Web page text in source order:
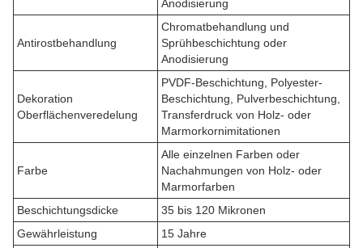
Anodisierung
Antirostbehandlung
Chromatbehandlung und
Sprühbeschichtung oder
Anodisierung
Dekoration
Oberflächenveredelung
PVDF-Beschichtung, Polyester-
Beschichtung, Pulverbeschichtung,
Transferdruck von Holz- oder
Marmorkornimitationen
Farbe
Alle einzelnen Farben oder
Nachahmungen von Holz- oder
Marmorfarben
Beschichtungsdicke
35 bis 120 Mikronen
Gewährleistung
15 Jahre